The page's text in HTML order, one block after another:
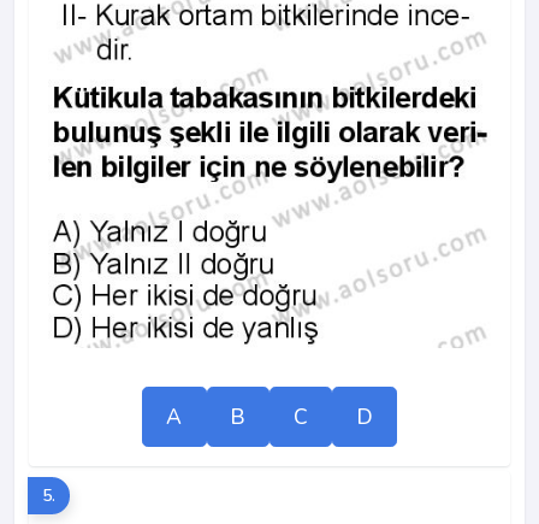
A B C D
5.